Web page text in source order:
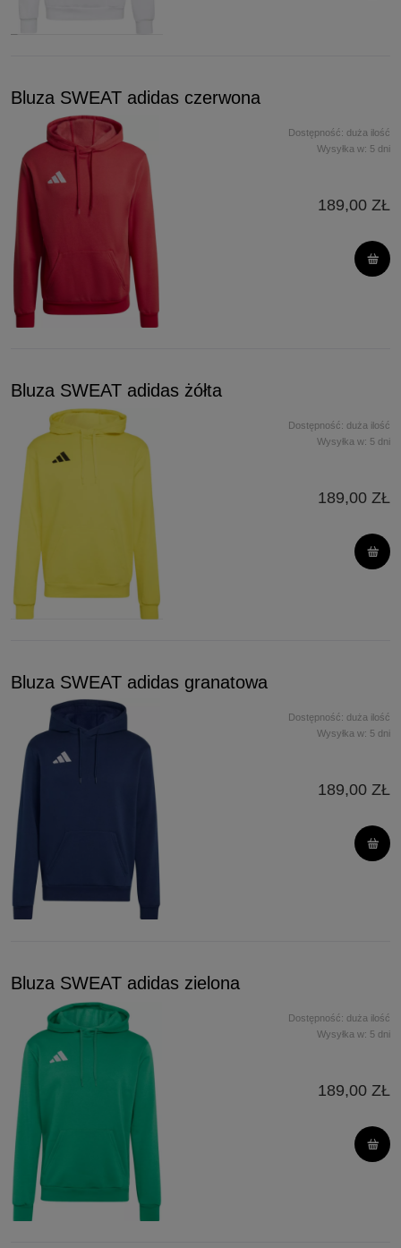
Bluza SWEAT adidas czerwona
Dostępność: duża ilość
Wysyłka w: 5 dni
189,00 ZŁ
Bluza SWEAT adidas żółta
Dostępność: duża ilość
Wysyłka w: 5 dni
189,00 ZŁ
Bluza SWEAT adidas granatowa
Dostępność: duża ilość
Wysyłka w: 5 dni
189,00 ZŁ
Bluza SWEAT adidas zielona
Dostępność: duża ilość
Wysyłka w: 5 dni
189,00 ZŁ